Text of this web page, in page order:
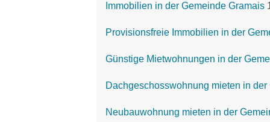
Immobilien in der Gemeinde Gramais
Provisionsfreie Immobilien in der
Günstige Mietwohnungen in der
Dachgeschosswohnung mieten in
Neubauwohnung mieten in der